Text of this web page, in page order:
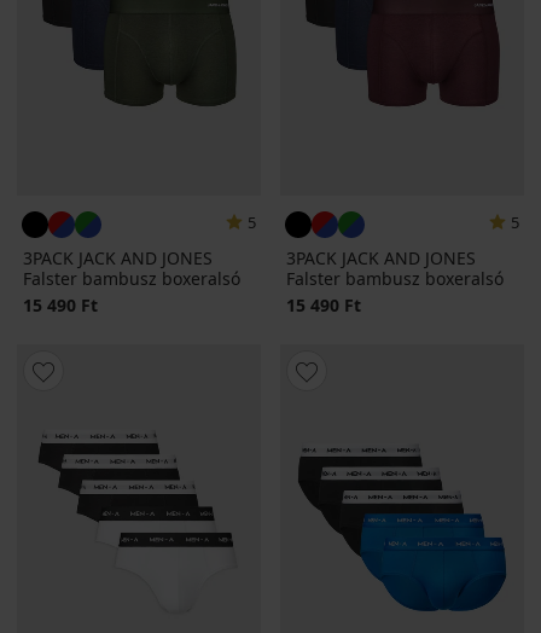
5
3PACK JACK AND JONES
Falster bambusz boxeralsó
15 490 Ft
5
3PACK JACK AND JONES
Falster bambusz boxeralsó
15 490 Ft